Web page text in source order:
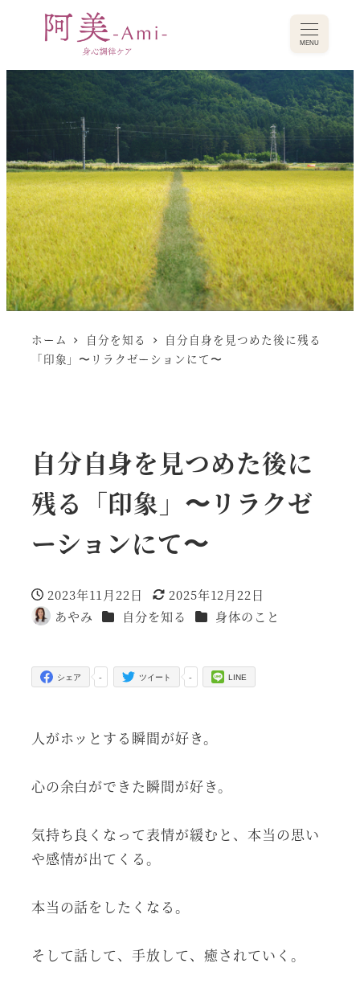
MENU
ホーム 自分を知る
自分自身を見つめた後に残る
「印象」〜リラクゼーションにて〜
自分自身を見つめた後に
残る「印象」〜リラクゼ
ーションにて〜
投稿日
2023年11月22日
更新日
2025年12月22日
著
あやみ カテゴリー
自分を知る カテゴリー
身体のこと
-
シェア -
ツイート LINE
人がホッとする瞬間が好き。
心の余白ができた瞬間が好き。
気持ち良くなって表情が緩むと、本当の思い
や感情が出てくる。
本当の話をしたくなる。
そして話して、手放して、癒されていく。